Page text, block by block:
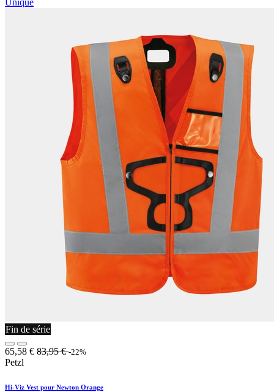
Unique
Fin de série
65,58 € 83,95€ -22%
Petzl
Hi-Viz Vest pour Newton Orange